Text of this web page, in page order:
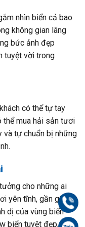
nhìn biển cả bao
không gian lãng
bức ảnh đẹp
tuyệt vời trong
có thể tự tay
thể mua hải sản tươi
và tự chuẩn bị những
cho những ai
yên tĩnh, gần gũi
dị của vùng biển
biển tuyệt đẹp,